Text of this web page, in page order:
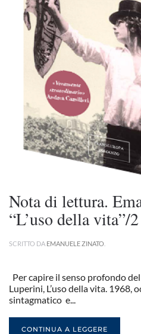
Nota di lettura.
“L’uso della vita”/2
SCRITTO DA EMANUELE ZINATO
Per capire il senso profondo
Luperini, L’uso della vita. 1968,
sintagmatico e...
CONTINUA A LEGGERE